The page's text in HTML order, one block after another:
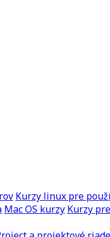
Kurzy linux pre
Mac OS kurzy Kurzy